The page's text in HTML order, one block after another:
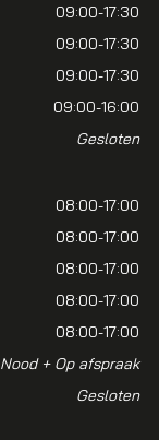
09:00-17:30
09:00-17:30
09:00-17:30
09:00-16:00
Gesloten
08:00-17:00
08:00-17:00
08:00-17:00
08:00-17:00
08:00-17:00
Nood + Op afspraak
Gesloten